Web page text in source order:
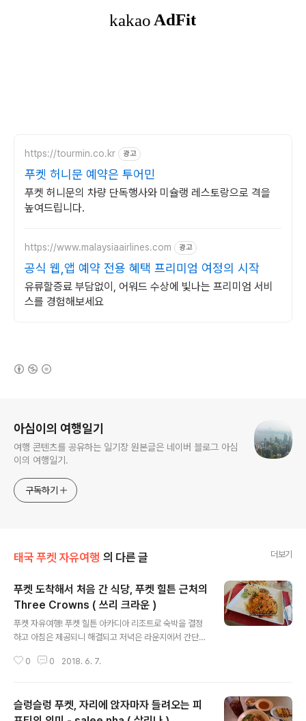
https://tourmin.co.kr 광고
푸켓 허니문 예약은 투어민
푸켓 허니문의 차량 단독행사와 미슐랭 레스토랑으로 격을
높여드립니다.
https://www.malaysiaairlines.com 광고
공식 웹,앱 예약 전용 혜택 프리미엄 여정의 시작
유류할증료 부담없이, 어워드 수상에 빛나는 프리미엄 서비
스를 경험해보세요
아심이의 여행일기
여행 콘텐츠를 공유하는 일기장 원본글은 네이버 블로그 아심
이의 여행일기.
구독하기
태국 푸켓 자유여행 의 다른 글 더보기
푸켓 도착해서 처음 간 식당, 푸켓 힐튼 근처의
Three Crowns ( 쓰리 크라운 )
푸켓 자유여행! 푸켓 힐튼 아카디아 리조트로 숙박을 결정
하고 아침은 제공되니 해결되고 저녁은 라운지에서 간단히
할까, 아니면 밖에 나가 먹을까 고민을 많이 했었어요. 힐튼
다.일단 제가 고려를 했던 식당들을 먼저 알려드리자면 후
0 0 2018. 6. 7.
슬렁슬렁 푸켓, 자리에 앉자마자 들려오는 피